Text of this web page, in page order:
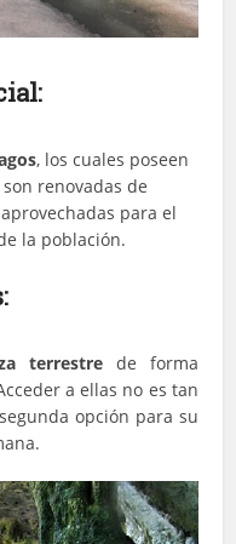
, los cuales poseen
renovadas de
para el
la población.
terrestrede forma
a ellas no es tan
opción para su